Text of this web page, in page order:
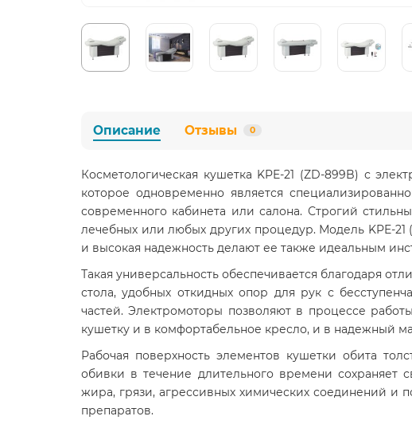
Описание Отзывы 0
Косметологическая кушетка KPE-21 (ZD-899B) с
которое одновременно является
современного кабинета или салона. Строгий
лечебных или любых других процедур. Модель KPE-21
и высокая надежность делают ее также идеальным
Такая универсальность обеспечивается благодаря
стола, удобных откидных опор для рук с
частей. Электромоторы позволяют в процессе
кушетку и в комфортабельное кресло, и в надежный
Рабочая поверхность элементов кушетки обита
обивки в течение длительного времени сохраняет
жира, грязи, агрессивных химических соединений и
препаратов.